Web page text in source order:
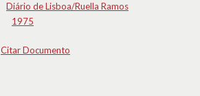
Diário de Lisboa/Ruella Ramos
1975
Citar Documento